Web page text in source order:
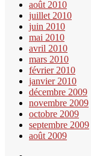
août 2010
juillet 2010
juin 2010
mai 2010
avril 2010
mars 2010
février 2010
janvier 2010
décembre 2009
novembre 2009
octobre 2009
septembre 2009
août 2009